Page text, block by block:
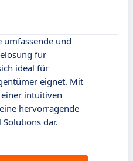
und
für
ideal für
eignet. Mit
intuitiven
hervorragende
dar.